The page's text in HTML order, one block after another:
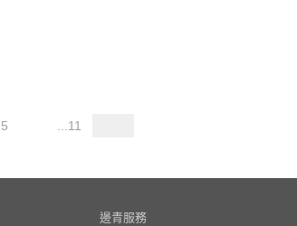
5 ...11